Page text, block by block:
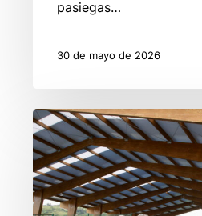
pasiegas…
30 de mayo de 2026
Liérganes
ya
cuenta
con
Pista